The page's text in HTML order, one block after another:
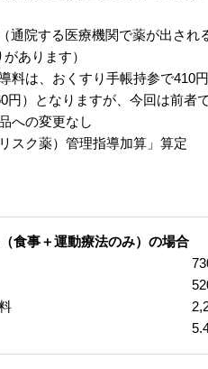
通院する医療機関で薬が出さ
あります）
料は、おくすり手帳持参で410
円）となりますが、今回は前者で
への変更なし
スク薬）管理指導加算」算定
食事＋運動療法のみ）の場合